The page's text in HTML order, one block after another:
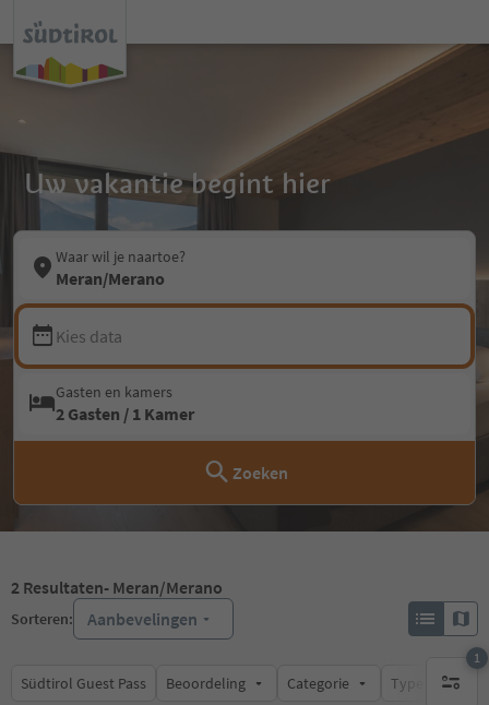
Uw vakantie begint hier
Waar wil je naartoe?
Meran/Merano
Kies data
Gasten en kamers
2 Gasten / 1 Kamer
Zoeken
2 Resultaten- Meran/Merano
Sorteren: Aanbevelingen
Südtirol Guest Pass Beoordeling Categorie Type catering
1
1